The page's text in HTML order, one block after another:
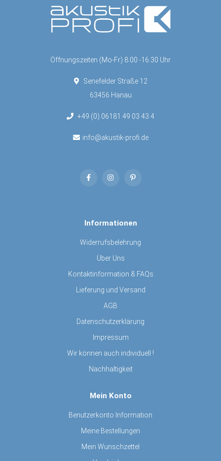
Öffnungszeiten (Mo-Fr) 8:00 -16:30 Uhr
Senefelder Straße 12
63456 Hanau
+49 (0) 06181 49 03 43 4
info@akustik-profi.de
Informationen
Widerrufsbelehrung
Über Uns
Kontaktinformation & FAQs
Lieferung und Versand
AGB
Datenschutzerklärung
Impressum
Wir können auch individuell !
Nachhaltigkeit
Mein Konto
Benutzerkonto Information
Meine Bestellungen
Mein Wunschzettel